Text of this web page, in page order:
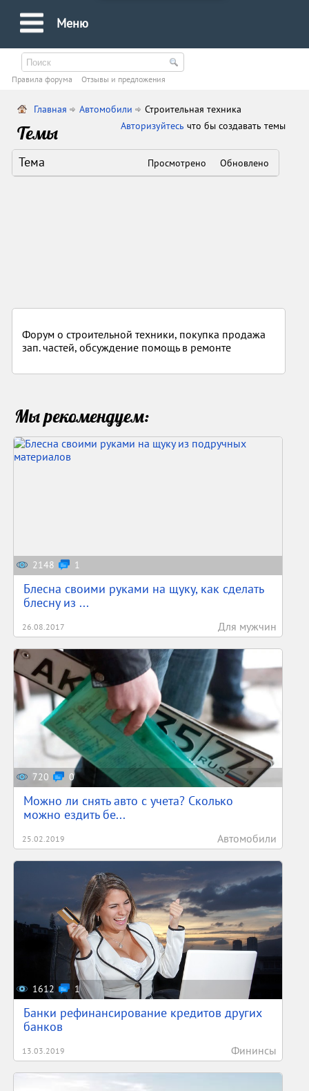
Меню
Правила форума Oтзывы и предложения
Главная Автомобили
Строительная техника
Авторизуйтесь что бы создавать темы
Темы
Тема Просмотрено Обновлено
Форум о строительной техники, покупка продажа
зап. частей, обсуждение помощь в ремонте
Мы рекомендуем:
2148 1
Блесна своими руками на щуку, как сделать
блесну из ...
26.08.2017 Для мужчин
720 0
Можно ли снять авто с учета? Сколько
можно ездить бе...
25.02.2019 Автомобили
1612 1
Банки рефинансирование кредитов других
банков
13.03.2019 Фининсы